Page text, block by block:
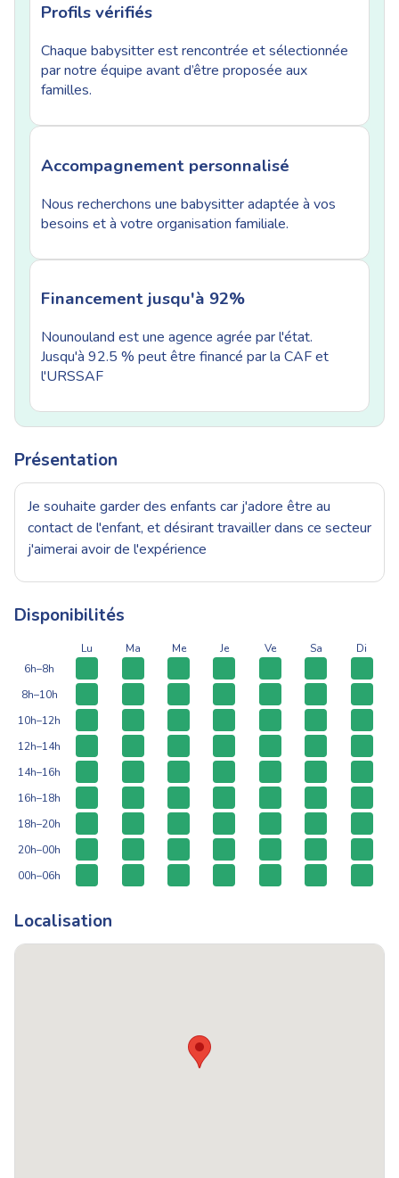
Profils vérifiés
Chaque babysitter est rencontrée et sélectionnée
par notre équipe avant d’être proposée aux
familles.
Accompagnement personnalisé
Nous recherchons une babysitter adaptée à vos
besoins et à votre organisation familiale.
Financement jusqu'à 92%
Nounouland est une agence agrée par l'état.
Jusqu'à 92.5 % peut être financé par la CAF et
l'URSSAF
Présentation
Je souhaite garder des enfants car j'adore être au
contact de l'enfant, et désirant travailler dans ce secteur
j'aimerai avoir de l'expérience
Disponibilités
Lu Ma Me Je Ve Sa
Di
6h–8h
8h–10h
10h–12h
12h–14h
14h–16h
16h–18h
18h–20h
20h–00h
00h–06h
Localisation